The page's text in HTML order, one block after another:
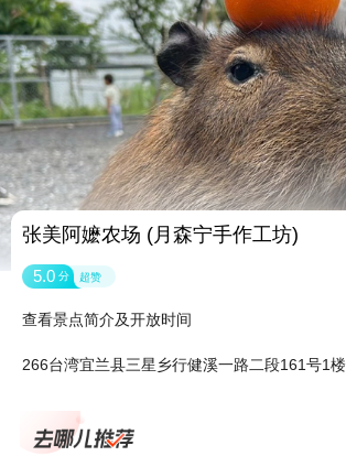
张美阿嬷农场 (月森宁手作工坊)
5.0 分 超赞
查看景点简介及开放时间
266台湾宜兰县三星乡行健溪一路二段161号1楼
